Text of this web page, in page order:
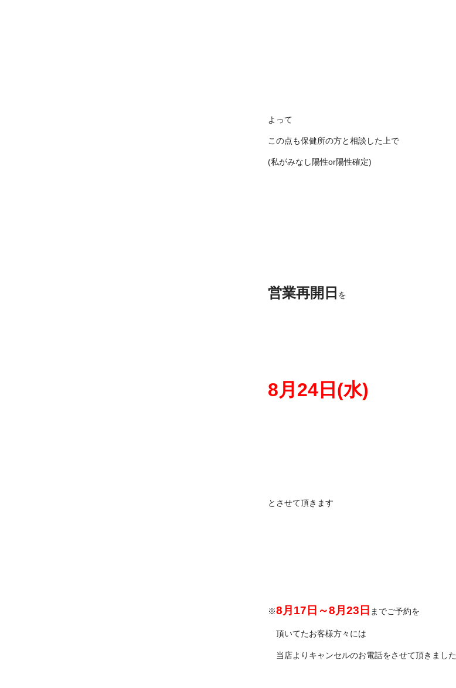
よって
この点も保健所の方と相談した上で
(私がみなし陽性or陽性確定)
営業再開日 を
8月24日(水)
とさせて頂きます
※8月17日～8月23日 までご予約を
頂いてたお客様方々には
当店よりキャンセルのお電話をさせて頂きました